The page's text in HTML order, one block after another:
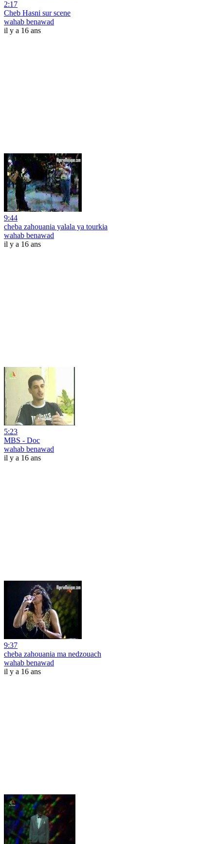
2:17
Cheb Hasni sur scene
wahab benawad
il y a 16 ans
9:44
cheba zahouania yalala ya tourkia
wahab benawad
il y a 16 ans
5:23
MBS - Doc
wahab benawad
il y a 16 ans
9:37
cheba zahouania ma nedzouach
wahab benawad
il y a 16 ans